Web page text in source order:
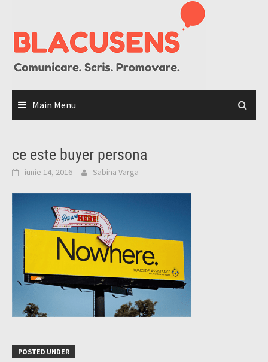
content
Main Menu
ce este buyer persona
iunie 14, 2016 Sabina Varga
POSTED UNDER